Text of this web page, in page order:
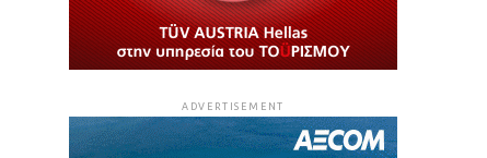
ADVERTISEMENT